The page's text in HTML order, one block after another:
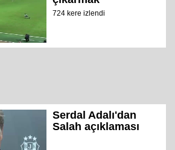
724 kere izlendi
Serdal Adalı'dan
Salah açıklaması